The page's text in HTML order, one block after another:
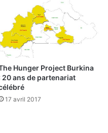
Hunger Project Burkina
20 ans de partenariat
17 avril 2017